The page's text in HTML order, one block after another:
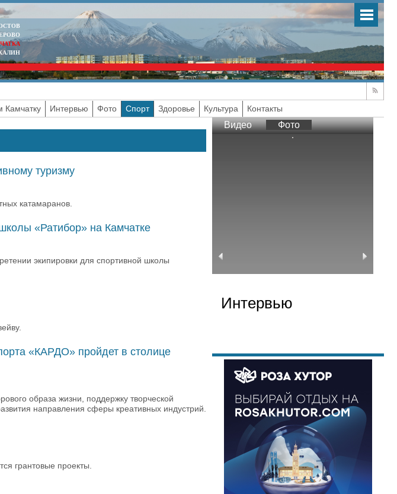
Камчатку Интервью Фото Спорт Здоровье Культура Контакты
туризму
катамаранов.
«Ратибор» на Камчатке
экипировки для спортивной школы
«КАРДО» пройдет в столице
образа жизни, поддержку творческой
направления сферы креативных индустрий.
грантовые проекты.
Видео Фото
Интервью